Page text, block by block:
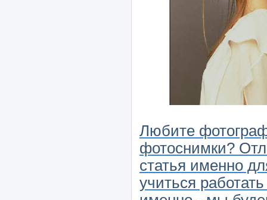
Любите
фотоснимки?
статья именно
учиться